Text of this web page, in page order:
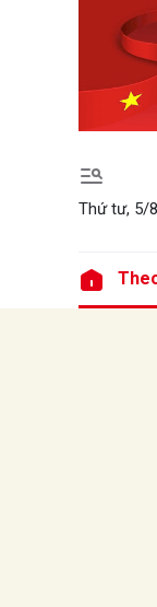
Thứ tư, 5/